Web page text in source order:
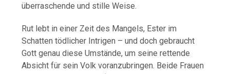
überraschende und stille Weise.
Rut lebt in einer Zeit des Mangels, Ester im
Schatten tödlicher Intrigen – und doch gebraucht
Gott genau diese Umstände, um seine rettende
Absicht für sein Volk voranzubringen. Beide Frauen